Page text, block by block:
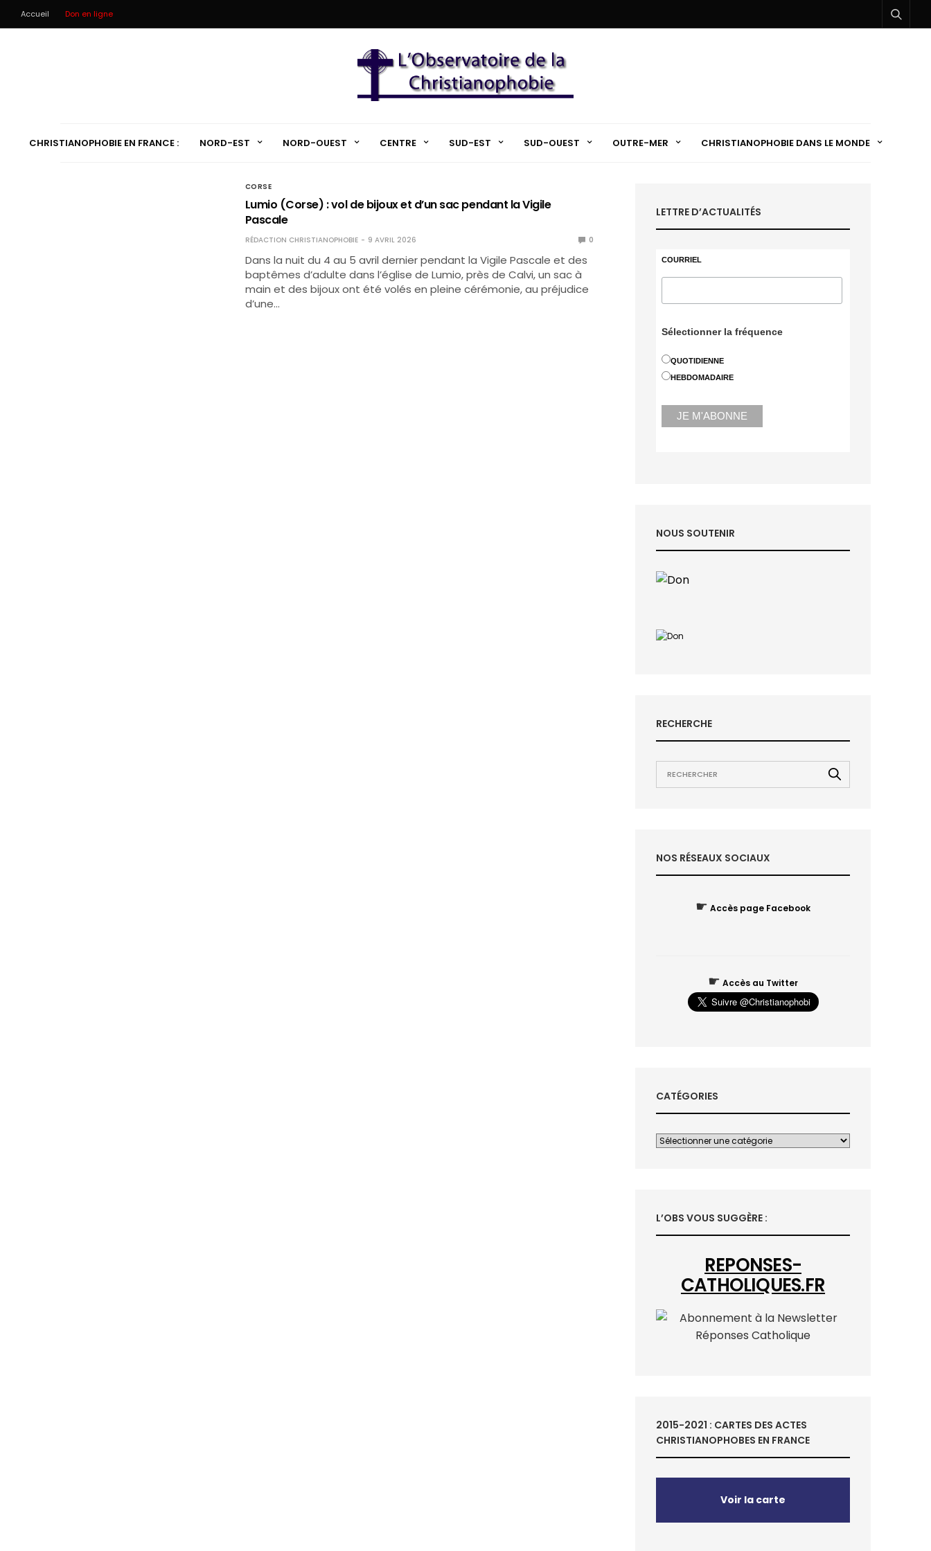
Accueil Don en ligne
CHRISTIANOPHOBIE EN FRANCE : NORD-EST NORD-OUEST CENTRE SUD-EST SUD-OUEST OUTRE-MER CHRISTIANOPHOBIE DANS LE MONDE
CORSE
Lumio (Corse) : vol de bijoux et d’un sac pendant la Vigile
Pascale
RÉDACTION CHRISTIANOPHOBIE 9 AVRIL 2026 0
Dans la nuit du 4 au 5 avril dernier pendant la Vigile Pascale et des
baptêmes d’adulte dans l’église de Lumio, près de Calvi, un sac à
main et des bijoux ont été volés en pleine cérémonie, au préjudice
d’une…
LETTRE D’ACTUALITÉS
COURRIEL
Sélectionner la fréquence
QUOTIDIENNE
HEBDOMADAIRE
NOUS SOUTENIR
RECHERCHE
NOS RÉSEAUX SOCIAUX
☛ Accès page Facebook
☛ Accès au Twitter
CATÉGORIES
L’OBS VOUS SUGGÈRE :
REPONSES-
CATHOLIQUES.FR
2015-2021 : CARTES DES ACTES
CHRISTIANOPHOBES EN FRANCE
Voir la carte